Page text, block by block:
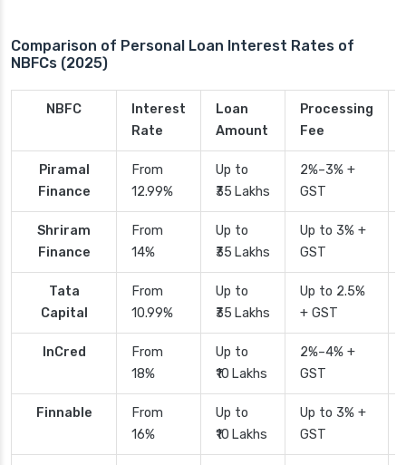
Comparison of Personal Loan Interest Rates of
NBFCs (2025)
NBFC
Interest
Rate
Loan
Amount
Processing
Fee
Piramal
Finance
From
12.99%
Up to
₹35 Lakhs
2%–3% +
GST
Shriram
Finance
From
14%
Up to
₹35 Lakhs
Up to 3% +
GST
Tata
Capital
From
10.99%
Up to
₹35 Lakhs
Up to 2.5%
+ GST
InCred
From
18%
Up to
₹10 Lakhs
2%–4% +
GST
Finnable
From
16%
Up to
₹10 Lakhs
Up to 3% +
GST